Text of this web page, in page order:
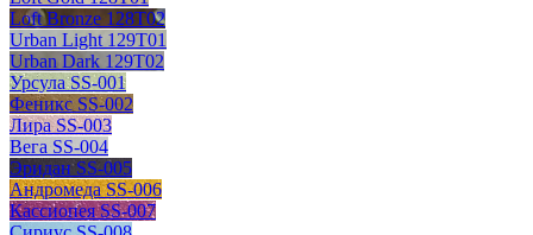
Loft Bronze 128T02
Urban Light 129T01
Urban Dark 129T02
Урсула SS-001
Феникс SS-002
Лира SS-003
Вега SS-004
Эридан SS-005
Андромеда SS-006
Кассиопея SS-007